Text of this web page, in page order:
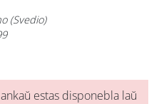
(Svedio)
estas disponebla laŭ